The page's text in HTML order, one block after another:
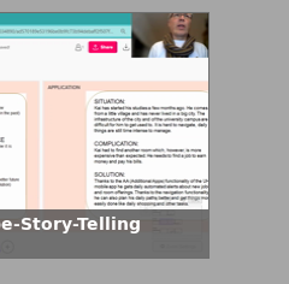
Story-Telling